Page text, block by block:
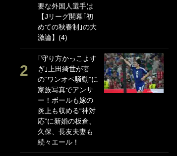
要な外国人選手は
【Jリーグ開幕｢初
めての秋春制｣の大
激論】(4)
｢守り方かっこよす
ぎ｣上田綺世が妻
の“ワンオペ騒動”に
家族写真でアンサ
ー！ボールも嫁の
炎上も収める“神対
応”に新婚の板倉、
久保、長友夫妻も
続々エール！